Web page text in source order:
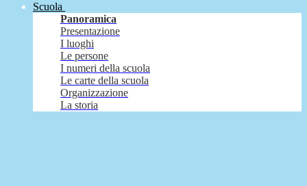
Scuola
Panoramica
Presentazione
I luoghi
Le persone
I numeri della scuola
Le carte della scuola
Organizzazione
La storia